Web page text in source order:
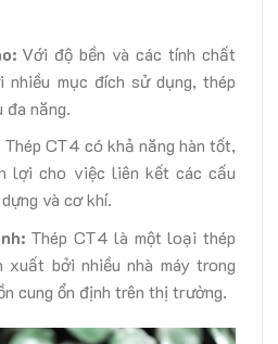
Với độ bền và các tính chất
nhiều mục đích sử dụng, thép
năng.
Thép CT4 có khả năng hàn tốt,
lợi cho việc liên kết các cấu
và cơ khí.
Thép CT4 là một loại thép
xuất bởi nhiều nhà máy trong
cung ổn định trên thị trường.